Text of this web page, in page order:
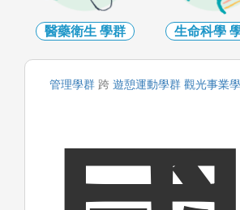
醫藥衛生 學群 生命科學
管理學群 跨 遊憩運動學群 觀光事業